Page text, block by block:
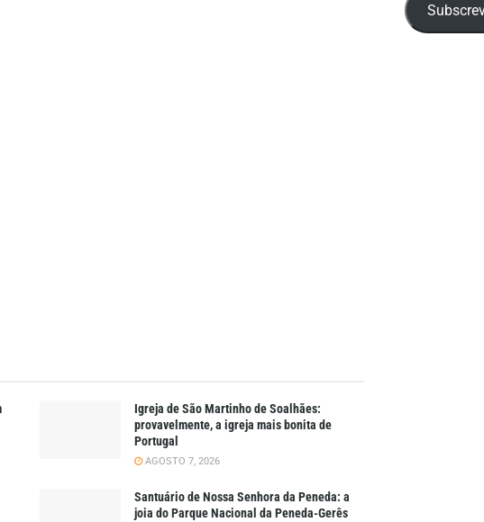
Igreja de São Martinho de Soalhães:
provavelmente, a igreja mais bonita de
Portugal
AGOSTO 7, 2026
Santuário de Nossa Senhora da Peneda: a
joia do Parque Nacional da Peneda-Gerês